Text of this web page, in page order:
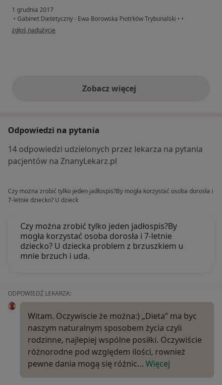
1 grudnia 2017
• Gabinet Dietetyczny - Ewa Borowska Piotrków Trybunalski • •
w opinii użytkownika Konto zostało usunięte
zgłoś nadużycie
Zobacz więcejopinie powyżej
Odpowiedzi na pytania
14 odpowiedzi udzielonych przez lekarza na pytania
pacjentów na ZnanyLekarz.pl
Czy można zrobić tylko jeden jadłospis?By mogła korzystać osoba dorosła i
7-letnie dziecko? U dzieck
Czy można zrobić tylko jeden jadłospis?By
mogła korzystać osoba dorosła i 7-letnie
dziecko? U dziecka problem z brzuszkiem u
mnie brzuch i uda.
ODPOWIEDŹ LEKARZA:
Witam. Oczywiscie że można:) „Dieta” ma byc
naszym naturalnym sposobem życia czyli
rodzinne, najlepiej wspólne posiłki. Oczywiście
różnorodne pod względem ilości, rownież
pewne dania mogą się różnic… Więcej